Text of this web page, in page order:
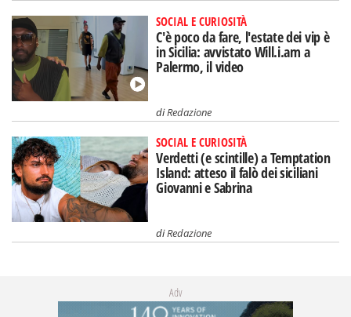
SOCIAL E CURIOSITÀ
C'è poco da fare, l'estate dei vip è
in Sicilia: avvistato Will.i.am a
Palermo, il video
diRedazione
SOCIAL E CURIOSITÀ
Verdetti (e scintille) a Temptation
Island: atteso il falò dei siciliani
Giovanni e Sabrina
diRedazione
Adv